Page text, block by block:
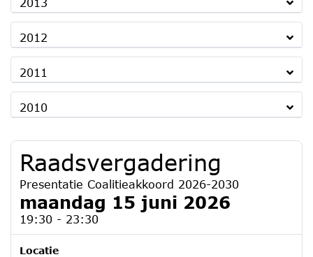
2012
2011
2010
Raadsvergadering
Presentatie Coalitieakkoord 2026-2030
maandag 15 juni 2026
19:30 - 23:30
Locatie